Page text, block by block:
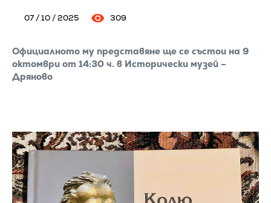
07 / 10 / 2025 309
Официалното му представяне ще се състои на 9
октомври от 14:30 ч. в Исторически музей –
Дряново